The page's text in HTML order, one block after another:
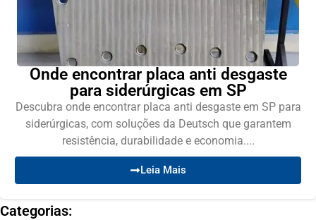
Onde encontrar placa anti desgaste
para siderúrgicas em SP
Descubra onde encontrar placa anti desgaste em SP para
siderúrgicas, com soluções da Deutsch que garantem
resistência, durabilidade e economia....
Leia Mais
Categorias: